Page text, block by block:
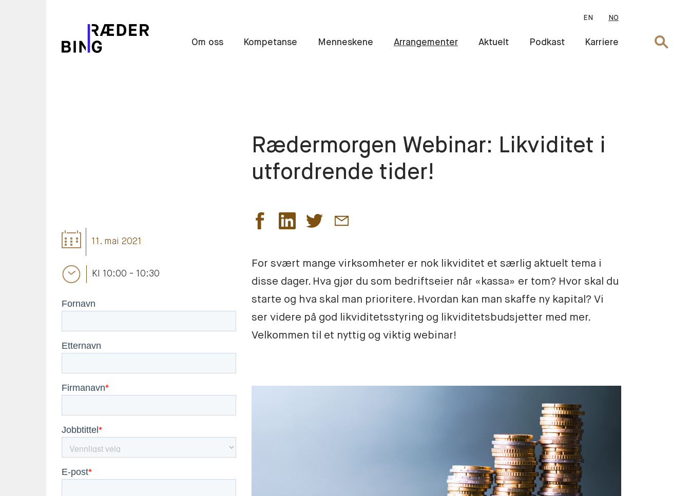
EN NO
Om oss Kompetanse Menneskene Arrangementer Aktuelt Podkast Karriere Søk
Rædermorgen Webinar: Likviditet i
utfordrende tider!
For svært mange virksomheter er nok likviditet et særlig aktuelt tema i
disse dager. Hva gjør du som bedriftseier når «kassa» er tom? Hvor skal du
starte og hva skal man prioritere. Hvordan kan man skaffe ny kapital? Vi
ser videre på god likviditetsstyring og likviditetsbudsjetter med mer.
Velkommen til et nyttig og viktig webinar!
11. mai 2021
Kl 10:00 - 10:30